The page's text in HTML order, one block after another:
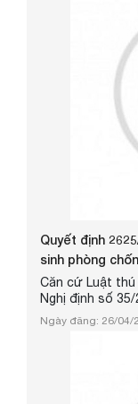
Quyết định
sinh phòng
Căn cứ Luật thú
Nghị định số
Chính phủ Quy
Luật thú y; Căn
Nông nghiệp
Cục trường Cục
Ngày đăng: 26/04/